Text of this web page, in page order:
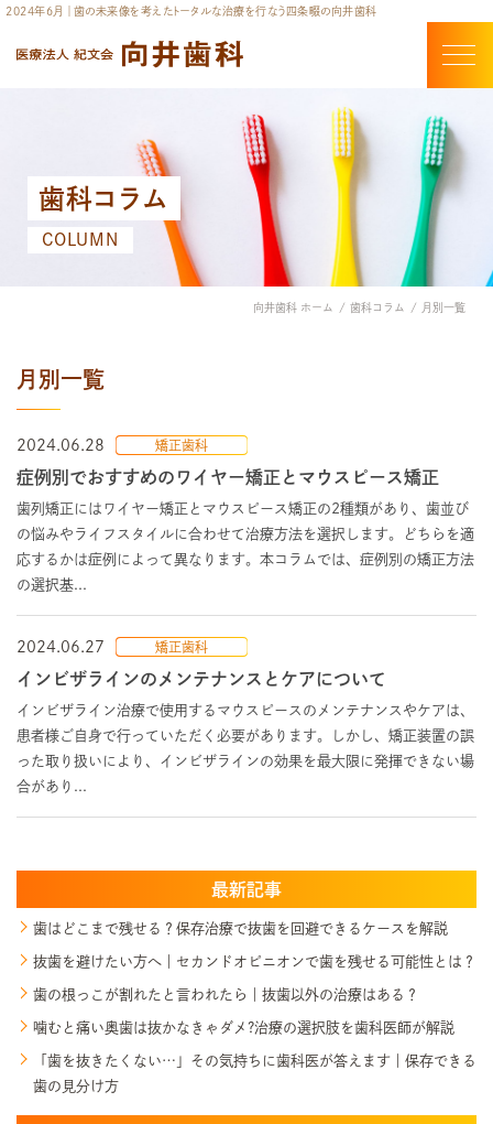
2024年6月 ｜歯の未来像を考えたトータルな治療を行なう四条畷の向井歯科
歯科コラム
COLUMN
向井歯科 ホーム 歯科コラム 月別一覧
月別一覧
2024.06.28 矯正歯科
症例別でおすすめのワイヤー矯正とマウスピース矯正
歯列矯正にはワイヤー矯正とマウスピース矯正の2種類があり、歯並び
の悩みやライフスタイルに合わせて治療方法を選択します。どちらを適
応するかは症例によって異なります。本コラムでは、症例別の矯正方法
の選択基...
2024.06.27 矯正歯科
インビザラインのメンテナンスとケアについて
インビザライン治療で使用するマウスピースのメンテナンスやケアは、
患者様ご自身で行っていただく必要があります。しかし、矯正装置の誤
った取り扱いにより、インビザラインの効果を最大限に発揮できない場
合があり...
最新記事
歯はどこまで残せる？保存治療で抜歯を回避できるケースを解説
抜歯を避けたい方へ｜セカンドオピニオンで歯を残せる可能性とは？
歯の根っこが割れたと言われたら｜抜歯以外の治療はある？
噛むと痛い奥歯は抜かなきゃダメ?治療の選択肢を歯科医師が解説
「歯を抜きたくない…」その気持ちに歯科医が答えます｜保存できる
歯の見分け方